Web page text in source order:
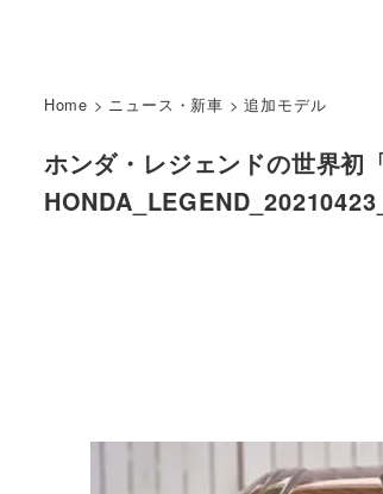
Home > ニュース・新車 >追加モデル
ホンダ・レジェンドの世界初